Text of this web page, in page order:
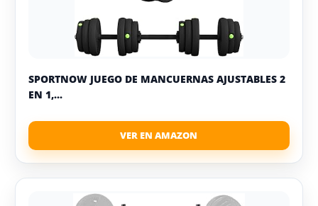
SPORTNOW JUEGO DE MANCUERNAS AJUSTABLES 2
EN 1,...